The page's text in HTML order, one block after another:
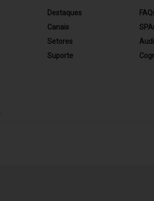
Destaques
Canais
Setores
Suporte